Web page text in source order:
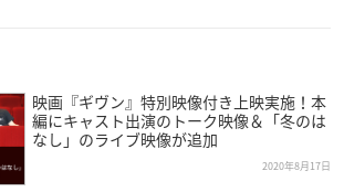
映画『ギヴン』特別映像付き上映実施！本
編にキャスト出演のトーク映像＆「冬のは
なし」のライブ映像が追加
2020年8月17日